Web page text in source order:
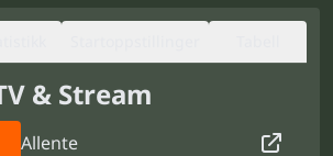
& Stream
Allente